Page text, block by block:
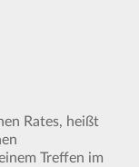
Rates, heißt
Treffen im